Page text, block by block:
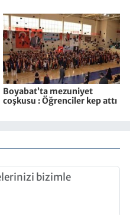
Boyabat’ta mezuniyet
coşkusu : Öğrenciler kep attı